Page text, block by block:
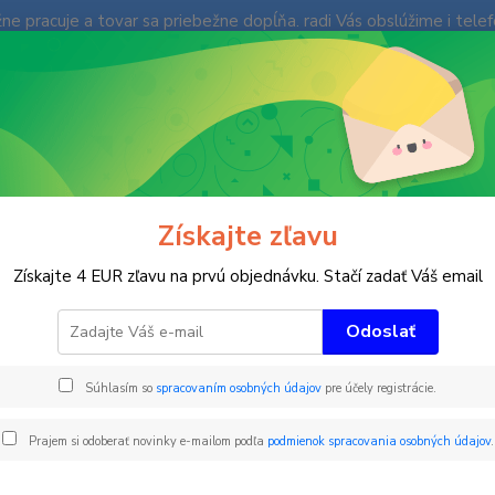
pracuje a tovar sa priebežne dopĺňa. radi Vás obslúžime i
Fotogaléria Ochrana súkromia Blog
Hľadať
(Po-
Slalomové tyče Detské tyče Ohybná tyč - bez
tyč - bez kĺbu - GUMMY-
V
Získajte zľavu
Získajte 4 EUR zľavu na prvú objednávku. Stačí zadať Váš email
Odoslať
Súhlasím so spracovaním osobných údajov pre účely registrácie.
Prajem si odoberať novinky e-mailom podľa podmienok spracovania osobných údajov.